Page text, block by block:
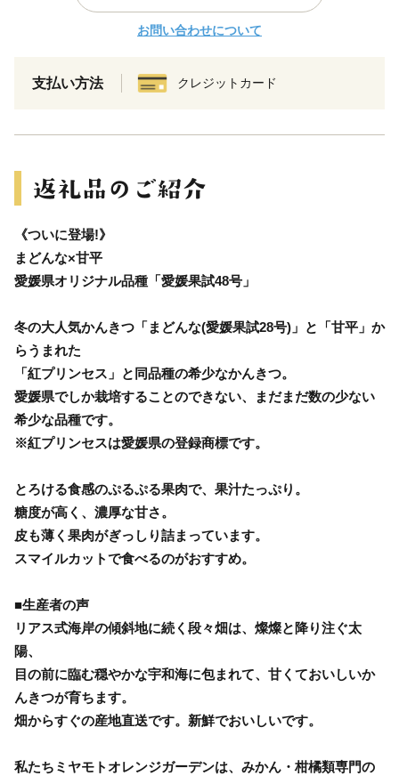
お問い合わせについて
支払い方法 クレジットカード
《ついに登場!》
まどんな×甘平
愛媛県オリジナル品種「愛媛果試48号」
冬の大人気かんきつ「まどんな(愛媛果試28号)」と「甘平」か
らうまれた
「紅プリンセス」と同品種の希少なかんきつ。
愛媛県でしか栽培することのできない、まだまだ数の少ない
希少な品種です。
※紅プリンセスは愛媛県の登録商標です。
とろける食感のぷるぷる果肉で、果汁たっぷり。
糖度が高く、濃厚な甘さ。
皮も薄く果肉がぎっしり詰まっています。
スマイルカットで食べるのがおすすめ。
■生産者の声
リアス式海岸の傾斜地に続く段々畑は、燦燦と降り注ぐ太
陽、
目の前に臨む穏やかな宇和海に包まれて、甘くておいしいか
んきつが育ちます。
畑からすぐの産地直送です。新鮮でおいしいです。
私たちミヤモトオレンジガーデンは、みかん・柑橘類専門の